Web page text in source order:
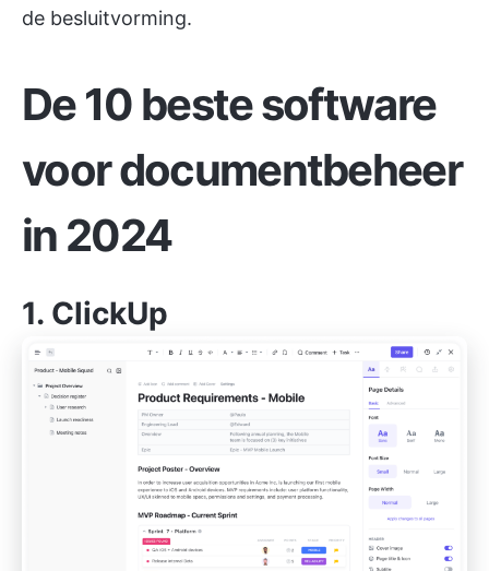
de besluitvorming.
De 10 beste software
voor documentbeheer
in 2024
1. ClickUp